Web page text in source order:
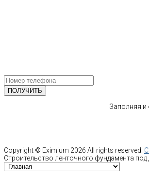
Заполняя и
Copyright © Eximium 2026 All rights reserved.
Строительство ленточного фундамента под